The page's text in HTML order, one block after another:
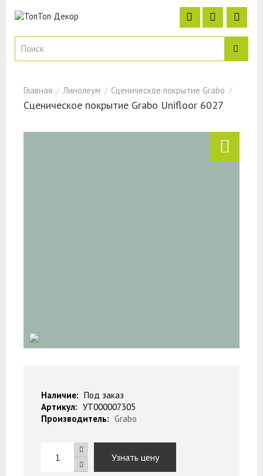
Линолеум Сценическое покрытие Grabo
Сценическое покрытие Grabo Unifloor 6027
Наличие: Под заказ
Артикул: УТ000007305
Производитель: Grabo
Узнать цену